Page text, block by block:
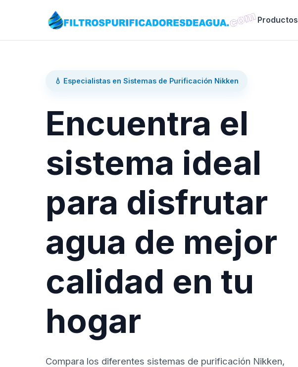
Productos
💧 Especialistas en Sistemas de Purificación Nikken
Encuentra el
sistema ideal
para disfrutar
agua de mejor
calidad en tu
hogar
Compara los diferentes sistemas de purificación Nikken,